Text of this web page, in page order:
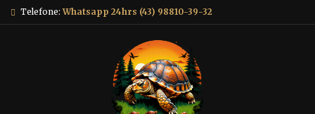
Telefone: Whatsapp 24hrs (43) 98810-39-32